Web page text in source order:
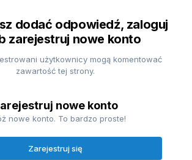
dodać odpowiedź, zaloguj
zarejestruj nowe konto
użytkownicy mogą komentować
zawartość tej strony.
nowe konto
nowe konto. To bardzo proste!
Zarejestruj się